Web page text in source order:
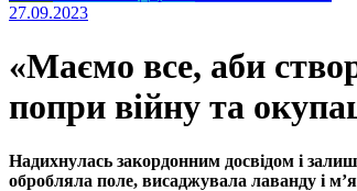
27.09.2023
«Маємо все, аби
попри війну та
Надихнулась закордонним досвідом і
обробляла поле, висаджувала лаванду і